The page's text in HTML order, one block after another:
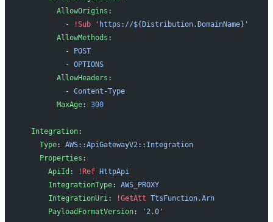
        AllowOrigins
:
          -
!Sub 'https://${Distribution.DomainName}'
        AllowMethods
:
          -
POST
          -
OPTIONS
        AllowHeaders
:
          -
Content-Type
        MaxAge
: 300
  Integration
:
    Type
: AWS::ApiGatewayV2::Integration
    Properties
:
      ApiId
: !Ref HttpApi
      IntegrationType
: AWS_PROXY
      IntegrationUri
: !GetAtt TtsFunction.Arn
      PayloadFormatVersion
: '2.0'